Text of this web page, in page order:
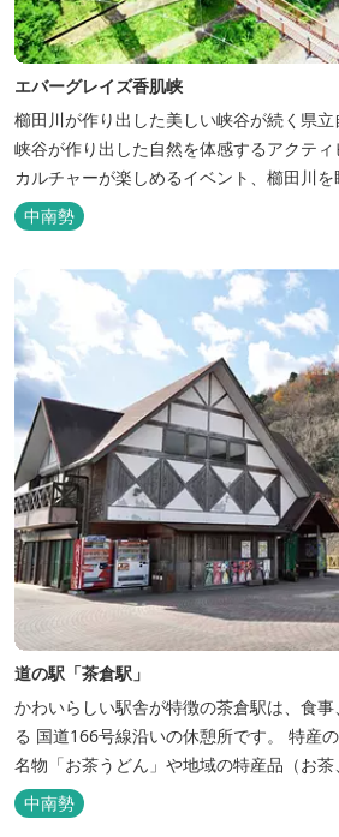
エバーグレイズ香肌峡
櫛田川が作り出した美しい峡谷が続く県立
峡谷が作り出した自然を体感するアクテ
カルチャーが楽しめるイベント、櫛田川
なアメリカンＢＢＱを体験することができる。 松阪の観光情
松阪観光インフォメーションサイト ワク
中南勢
道の駅「茶倉駅」
かわいらしい駅舎が特徴の茶倉駅は、食
る 国道166号線沿いの休憩所です。 特産の深蒸し煎茶を練り込んだ
名物「お茶うどん」や地域の特産品（お
吊り橋をわたれば宿泊施設のエバーグレイズ
チオシ名物】 ・味噌カツ丼…地元産の甘味
中南勢